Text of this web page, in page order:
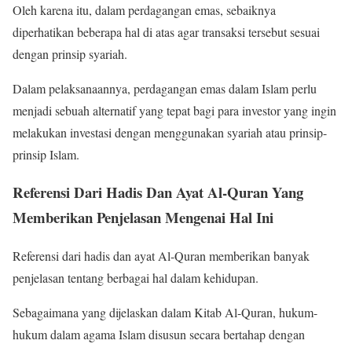
Oleh karena itu, dalam perdagangan emas, sebaiknya
diperhatikan beberapa hal di atas agar transaksi tersebut sesuai
dengan prinsip syariah.
Dalam pelaksanaannya, perdagangan emas dalam Islam perlu
menjadi sebuah alternatif yang tepat bagi para investor yang ingin
melakukan investasi dengan menggunakan syariah atau prinsip-
prinsip Islam.
Referensi Dari Hadis Dan Ayat Al-Quran Yang
Memberikan Penjelasan Mengenai Hal Ini
Referensi dari hadis dan ayat Al-Quran memberikan banyak
penjelasan tentang berbagai hal dalam kehidupan.
Sebagaimana yang dijelaskan dalam Kitab Al-Quran, hukum-
hukum dalam agama Islam disusun secara bertahap dengan